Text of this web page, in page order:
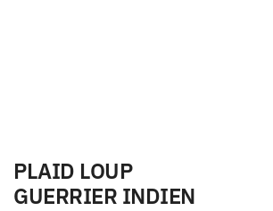
PLAID LOUP
GUERRIER INDIEN